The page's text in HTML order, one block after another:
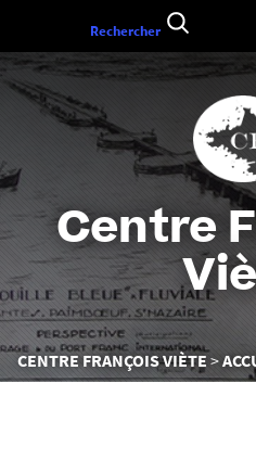
Centre
Vous
êtes
CENTRE FRANÇOIS VIÈTE
Rechercher